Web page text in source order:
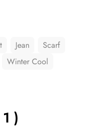
Jean
Scarf
Winter Cool
)